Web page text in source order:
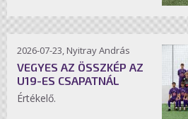
2026-07-23, Nyitray András
VEGYES AZ ÖSSZKÉP AZ
U19-ES CSAPATNÁL
Értékelő.